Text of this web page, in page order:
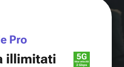
Pro
illimitati